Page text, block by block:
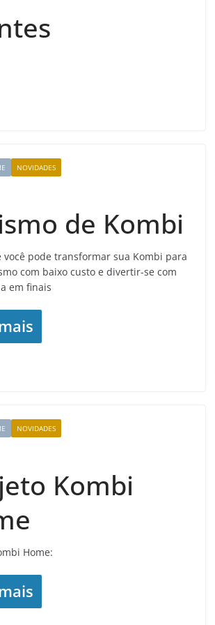
NOVIDADES
de Kombi
você pode transformar sua Kombi para
com baixo custo e divertir-se com
em finais
NOVIDADES
Kombi
Home: